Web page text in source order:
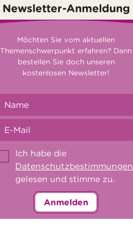
Newsletter-Anmeldung
Möchten Sie vom aktuellen
Themenschwerpunkt erfahren? Dann
bestellen Sie doch unseren
kostenlosen Newsletter!
Ich habe die
Datenschutzbestimmungen
gelesen und stimme zu.
Anmelden